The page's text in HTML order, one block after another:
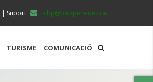
ccbp@baixpenedes.cat
| Suport
TURISME COMUNICACIÓ